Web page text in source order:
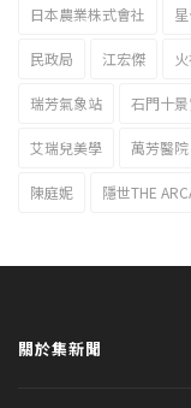
日本農業株式會社
民政局 江宏傑
瑞芳氣象站 石門十
艾瑞兒美學 萬芳醫院
陳庭妮 隱世THE
關於集新聞